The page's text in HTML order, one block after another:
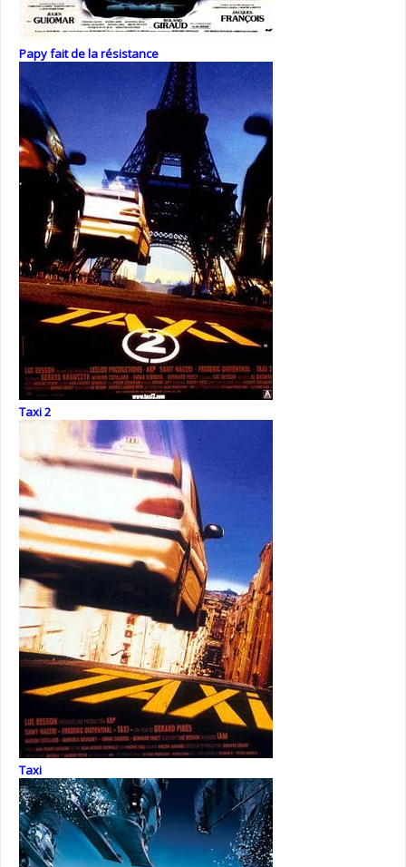
Papy fait de la résistance
Taxi 2
Taxi